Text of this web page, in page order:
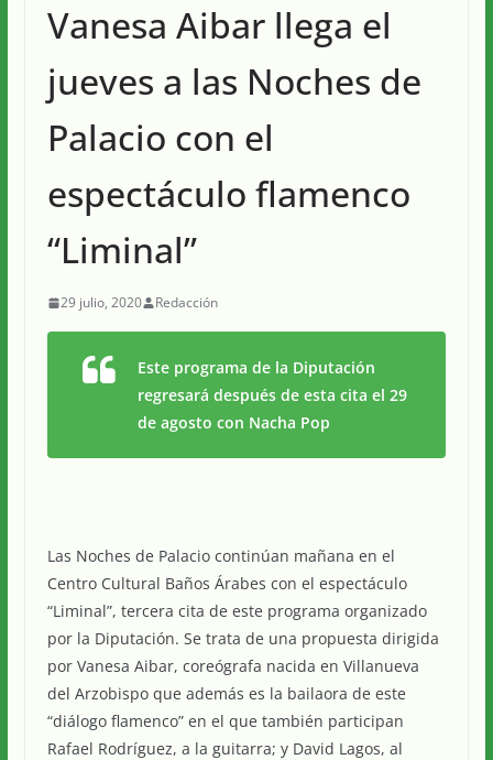
Vanesa Aibar llega el
jueves a las Noches de
Palacio con el
espectáculo flamenco
“Liminal”
29 julio, 2020 Redacción
Este programa de la Diputación
regresará después de esta cita el 29
de agosto con Nacha Pop
Las Noches de Palacio continúan mañana en el
Centro Cultural Baños Árabes con el espectáculo
“Liminal”, tercera cita de este programa organizado
por la Diputación. Se trata de una propuesta dirigida
por Vanesa Aibar, coreógrafa nacida en Villanueva
del Arzobispo que además es la bailaora de este
“diálogo flamenco” en el que también participan
Rafael Rodríguez, a la guitarra; y David Lagos, al